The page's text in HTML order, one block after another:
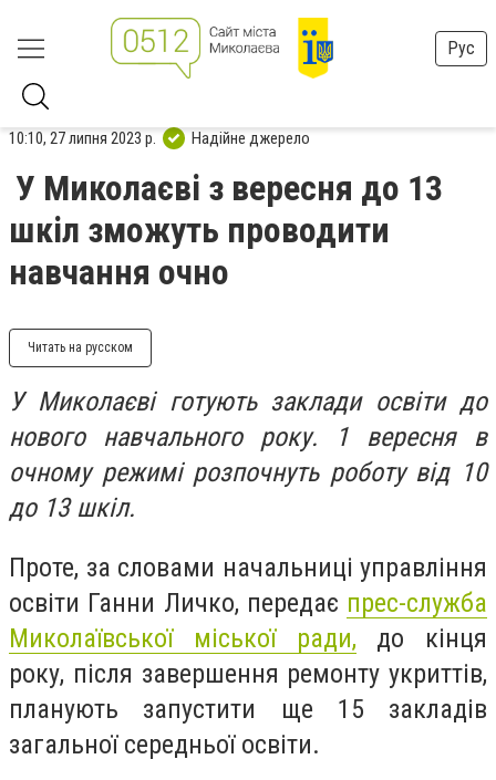
Рус
10:10, 27 липня 2023 р. Надійне джерело
У Миколаєві з вересня до 13
шкіл зможуть проводити
навчання очно
Читать на русском
У Миколаєві готують заклади освіти до
нового навчального року. 1 вересня в
очному режимі розпочнуть роботу від 10
до 13 шкіл.
Проте, за словами начальниці управління
освіти Ганни Личко, передає прес-служба
Миколаївської міської ради, до кінця
року, після завершення ремонту укриттів,
планують запустити ще 15 закладів
загальної середньої освіти.